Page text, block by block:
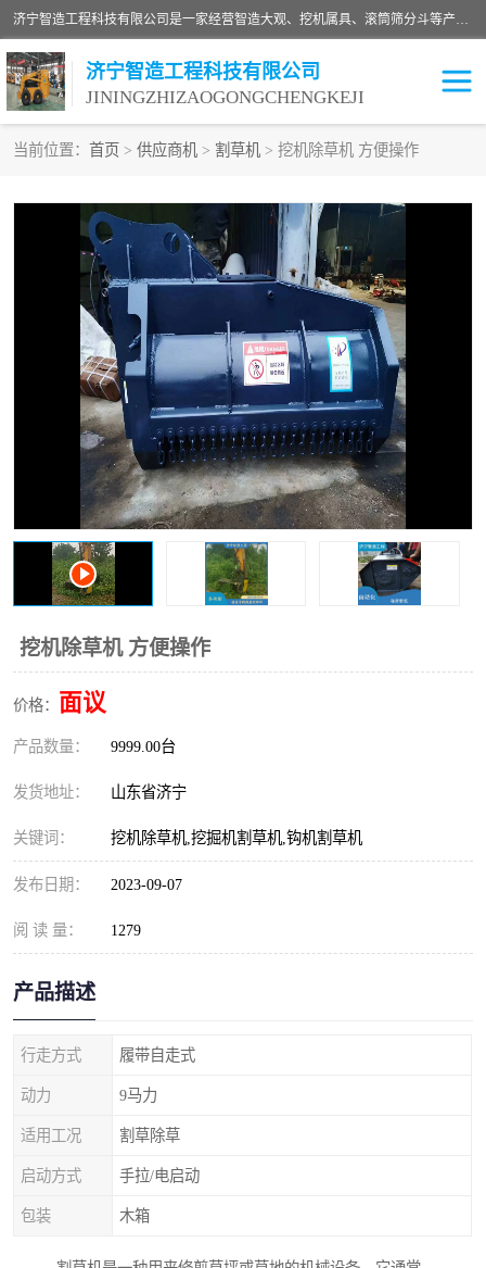
济宁智造工程科技有限公司是一家经营智造大观、挖机属具、滚筒筛分斗等产品的滑移装载机厂家。济宁智造工程科技有限公司奉行以质量赢得用户，诚信为本，互利共赢的宗旨，依靠雄厚的技术力量，科学的管理制度，先进的加工检测设备，始终坚持以客户为中心，免费咨询！
济宁智造工程科技有限公司
JININGZHIZAOGONGCHENGKEJI
当前位置： 首页 > 供应商机 > 割草机 > 挖机除草机 方便操作
挖机除草机 方便操作
价格： 面议
产品数量： 9999.00台
发货地址： 山东省济宁
关键词： 挖机除草机,挖掘机割草机,钩机割草机
发布日期： 2023-09-07
阅 读 量： 1279
产品描述
行走方式 履带自走式
动力 9马力
适用工况 割草除草
启动方式 手拉/电启动
包装 木箱
铣挖机 移动破碎机
滚筒筛分斗 粉碎钳
液压剪 土壤修复
铣刨机 开沟机
伐木机 破碎机
打桩机 压路机
枕木机 滑移装载机
挖树机 拓荒机
滚筒筛